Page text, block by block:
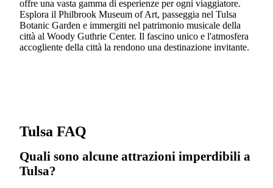
offre una vasta gamma di esperienze per ogni viaggiatore.
Esplora il Philbrook Museum of Art, passeggia nel Tulsa
Botanic Garden e immergiti nel patrimonio musicale della
città al Woody Guthrie Center. Il fascino unico e l'atmosfera
accogliente della città la rendono una destinazione invitante.
Tulsa FAQ
Quali sono alcune attrazioni imperdibili a
Tulsa?